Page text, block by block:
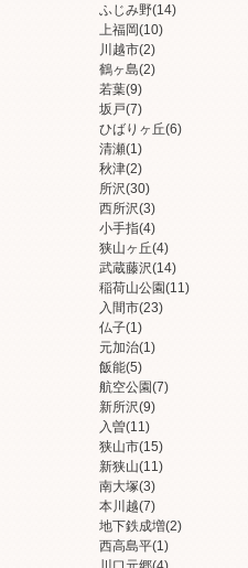
ふじみ野(14)
上福岡(10)
川越市(2)
鶴ヶ島(2)
若葉(9)
坂戸(7)
ひばりヶ丘(6)
清瀬(1)
秋津(2)
所沢(30)
西所沢(3)
小手指(4)
狭山ヶ丘(4)
武蔵藤沢(14)
稲荷山公園(11)
入間市(23)
仏子(1)
元加治(1)
飯能(5)
航空公園(7)
新所沢(9)
入曽(11)
狭山市(15)
新狭山(11)
南大塚(3)
本川越(7)
地下鉄成増(2)
西高島平(1)